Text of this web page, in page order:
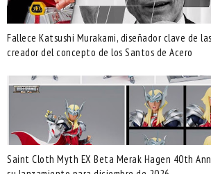
Fallece Katsushi Murakami, diseñador clave de
creador del concepto de los Santos de Acero
Saint Cloth Myth EX Beta Merak Hagen 40th